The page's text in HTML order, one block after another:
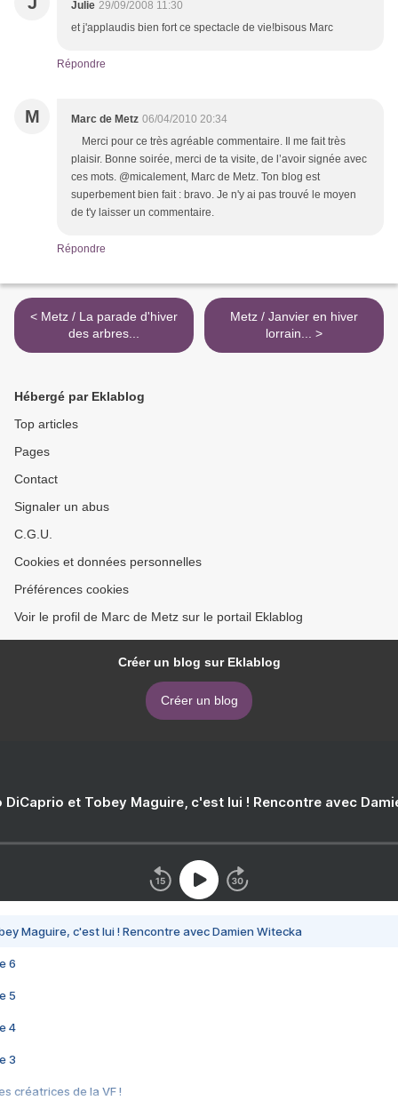
Julie 29/09/2008 11:30
et j'applaudis bien fort ce spectacle de vie!bisous Marc
Répondre
M Marc de Metz 06/04/2010 20:34
Merci pour ce très agréable commentaire. Il me fait très
plaisir. Bonne soirée, merci de ta visite, de l’avoir signée avec
ces mots. @micalement, Marc de Metz. Ton blog est
superbement bien fait : bravo. Je n'y ai pas trouvé le moyen
de t'y laisser un commentaire.
Répondre
< Metz / La parade d'hiver
des arbres...
Metz / Janvier en hiver
lorrain... >
Hébergé par Eklablog
Top articles
Pages
Contact
Signaler un abus
C.G.U.
Cookies et données personnelles
Préférences cookies
Voir le profil de Marc de Metz sur le portail Eklablog
Créer un blog sur Eklablog
Créer un blog
DiCaprio et Tobey Maguire, c'est lui ! Rencontre avec
Maguire, c'est lui ! Rencontre avec Damien Witecka
6
5
4
3
créatrices de la VF !